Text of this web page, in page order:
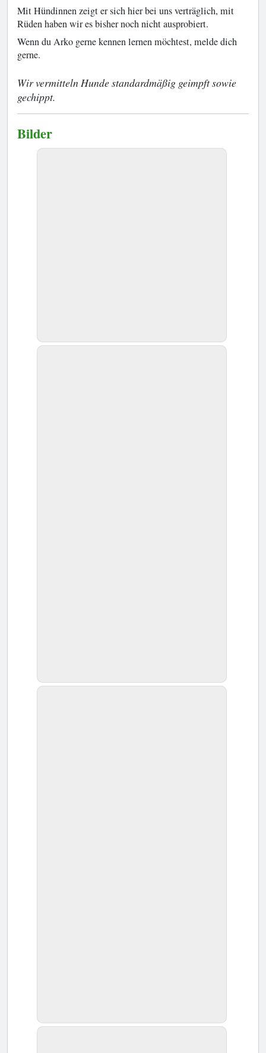
Mit Hündinnen zeigt er sich hier bei uns verträglich, mit
Rüden haben wir es bisher noch nicht ausprobiert.
Wenn du Arko gerne kennen lernen möchtest, melde dich
gerne.
Wir vermitteln Hunde standardmäßig geimpft sowie
gechippt.
Bilder